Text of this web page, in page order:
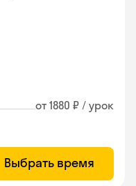
от 1880 ₽ / урок
Выбрать время